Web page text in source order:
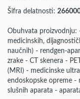
Šifra delatnosti:
Obuhvata proizvodnju:
medicinskih,
naučnih) - rendgen-
zrake - CT skenera -
(MRI) - medicinske
endoskopske opreme -
slušnih aparata -